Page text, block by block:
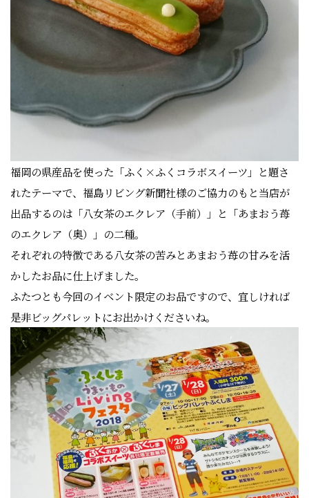
福岡の県産品を使った「ふく×ふくコラボスイーツ」と題さ
れたテーマで、福島リビング新聞社様のご協力のもと当店が
出品するのは「八女茶のエクレア（手前）」と「あまおう苺
のエクレア（奥）」の二種。
それぞれの特徴である八女茶の苦みとあまおう苺の甘みを活
かしたお品に仕上げました。
ふたつとも今回のイベント限定のお品ですので、宜しければ
是非ビッグパレットにお出かけくださいね。